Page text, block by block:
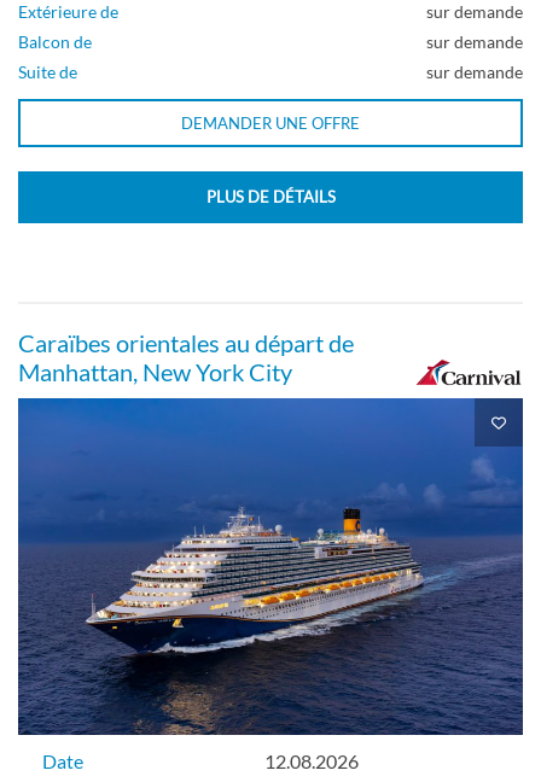
Extérieure de
sur demande
Balcon de
sur demande
Suite de
sur demande
DEMANDER UNE OFFRE
PLUS DE DÉTAILS
Caraïbes orientales au départ de
Manhattan, New York City
Date
12.08.2026